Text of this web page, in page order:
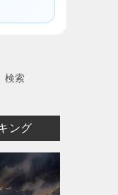
検索
ング